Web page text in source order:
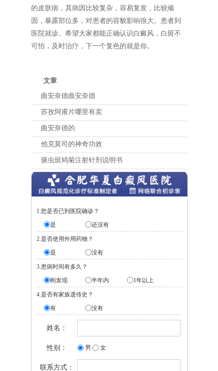
的皮肤病，其病因比较复杂，容易复发，比较顽
固，暴露部位多，对患者的容貌影响很大。患者到
医院就诊。希望大家都能正确认识白癜风，白斑不
可怕，及时治疗，下一个复色的就是你。
文章
曲安奈德曲安奈德
苏孜阿甫片哪里有卖
曲安奈德的
他克莫司的神奇功效
驱虫斑鸠菊注射针剂说明书
1.您是否已到医院确诊？
是
还没有
2.是否使用外用药物？
是
没有
3.患病时间有多久？
刚发现
半年内 1年以上
4.是否有家族遗传史？
有
没有
姓名：
性别： 男 女
联系方式：